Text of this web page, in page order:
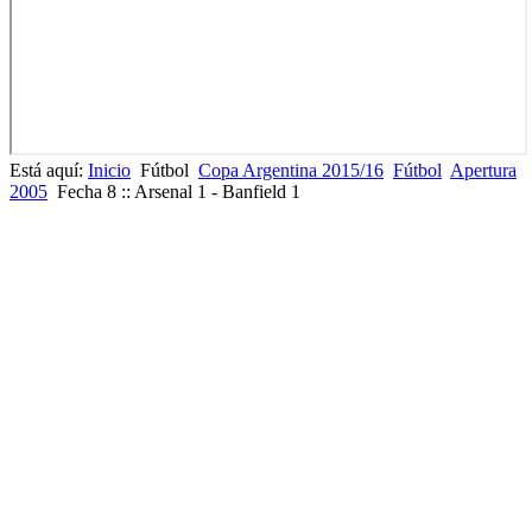
Está aquí: Inicio Fútbol Copa Argentina 2015/16 Fútbol Apertura
2005 Fecha 8 :: Arsenal 1 - Banfield 1